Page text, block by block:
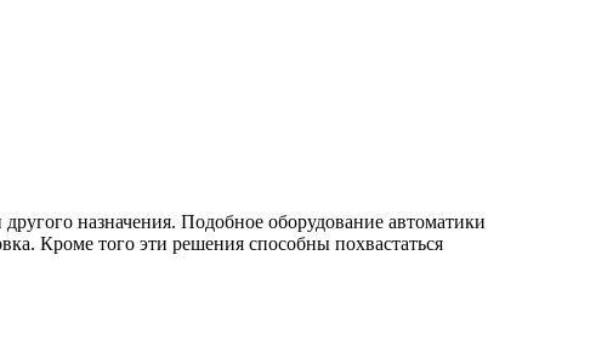
назначения. Подобное оборудование автоматики
Кроме того эти решения способны похвастаться